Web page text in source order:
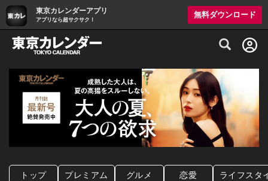
東京カレンダーアプリ
アプリなら超サクサク！
無料ダウンロード
グルメ情報・プレミアムレストラン予約
トップ プレミアム グルメ 恋愛 ライフスタ